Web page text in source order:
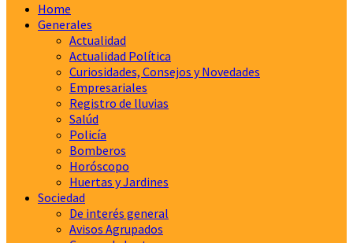
Home
Generales
Actualidad
Actualidad Política
Curiosidades, Consejos y Novedades
Empresariales
Registro de lluvias
Salúd
Policía
Bomberos
Horóscopo
Huertas y Jardines
Sociedad
De interés general
Avisos Agrupados